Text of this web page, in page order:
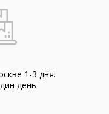
1-3 дня.
день